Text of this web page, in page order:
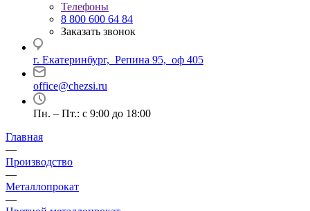
Телефоны
8 800 600 64 84
Заказать звонок
г. Екатеринбург, Репина 95, оф 405
office@chezsi.ru
Пн. – Пт.: с 9:00 до 18:00
Главная
—
Производство
—
Металлопрокат
—